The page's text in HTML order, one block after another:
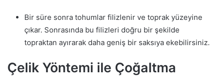
Bir süre sonra tohumlar filizlenir ve toprak yüzeyine
çıkar. Sonrasında bu filizleri doğru bir şekilde
topraktan ayırarak daha geniş bir saksıya ekebilirsiniz.
Çelik Yöntemi ile Çoğaltma